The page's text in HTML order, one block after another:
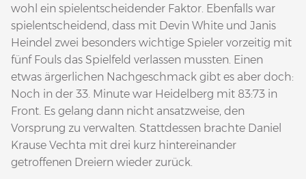
wohl ein spielentscheidender Faktor. Ebenfalls war
spielentscheidend, dass mit Devin White und Janis
Heindel zwei besonders wichtige Spieler vorzeitig mit
fünf Fouls das Spielfeld verlassen mussten. Einen
etwas ärgerlichen Nachgeschmack gibt es aber doch:
Noch in der 33. Minute war Heidelberg mit 83:73 in
Front. Es gelang dann nicht ansatzweise, den
Vorsprung zu verwalten. Stattdessen brachte Daniel
Krause Vechta mit drei kurz hintereinander
getroffenen Dreiern wieder zurück.